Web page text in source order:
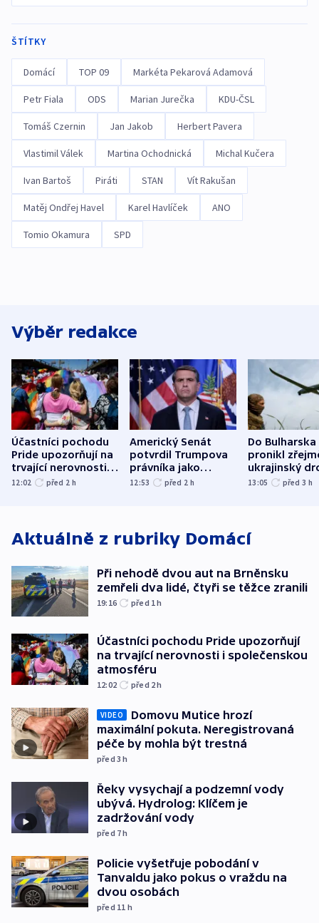
ŠTÍTKY
Domácí TOP 09 Markéta Pekarová Adamová
Petr Fiala ODS Marian Jurečka KDU-ČSL
Tomáš Czernin Jan Jakob Herbert Pavera
Vlastimil Válek Martina Ochodnická Michal Kučera
Ivan Bartoš Piráti STAN Vít Rakušan
Matěj Ondřej Havel Karel Havlíček ANO
Tomio Okamura SPD
Výběr redakce
Účastníci pochodu
Pride upozorňují na
trvající nerovnosti i
společenskou
12:02 před 2 h
Americký Senát
potvrdil Trumpova
právníka jako
ministra
12:53 před 2 h
Do Bulharska
pronikl
ukrajinský
explodoval
13:05 před 3 h
Aktuálně z rubriky Domácí
Při nehodě dvou aut na Brněnsku
zemřeli dva lidé, čtyři se těžce zranili
19:16 před 1h
Účastníci pochodu Pride upozorňují
na trvající nerovnosti i společenskou
atmosféru
12:02 před 2h
VIDEO
Domovu Mutice hrozí
maximální pokuta. Neregistrovaná
péče by mohla být trestná
před 3h
Řeky vysychají a podzemní vody
ubývá. Hydrolog: Klíčem je
zadržování vody
před 7h
Policie vyšetřuje pobodání v
Tanvaldu jako pokus o vraždu na
dvou osobách
před 11 h